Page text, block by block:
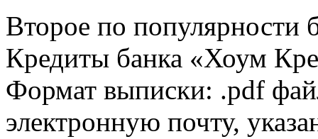
Второе по популярности
Кредиты банка «Хоум
Формат выписки: .pdf
электронную почту,